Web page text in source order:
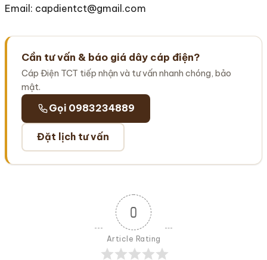
Email: capdientct@gmail.com
Cần tư vấn & báo giá dây cáp điện?
Cáp Điện TCT tiếp nhận và tư vấn nhanh chóng, bảo
mật.
Gọi 0983234889
Đặt lịch tư vấn
0
Article Rating